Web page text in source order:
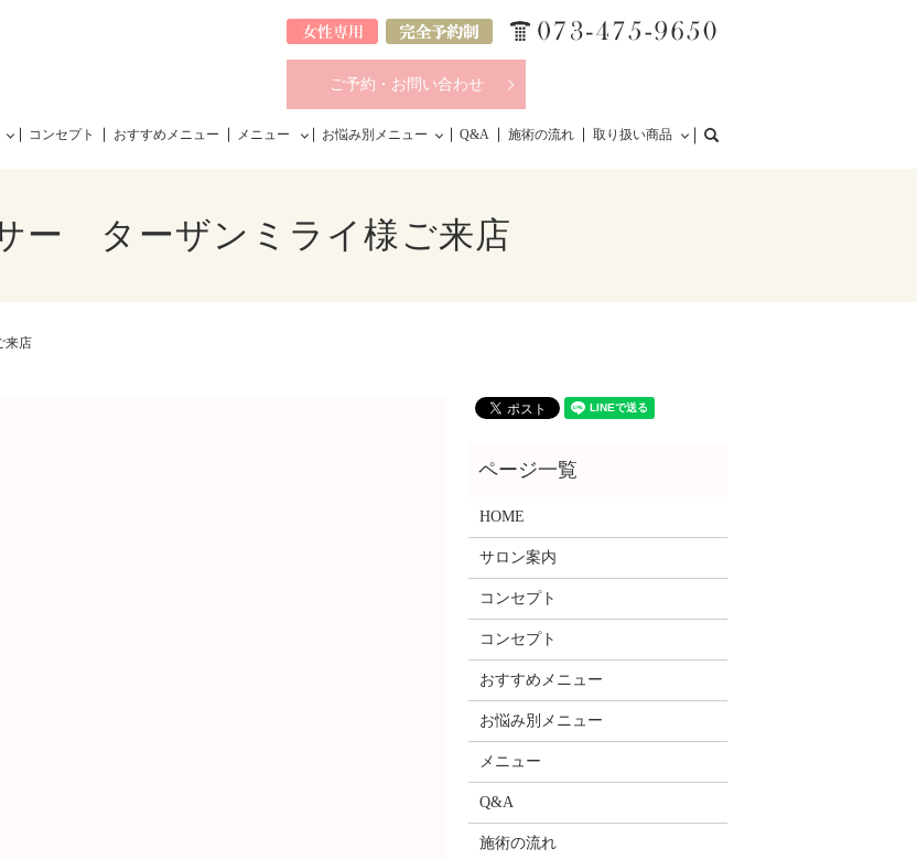
コンセプト おすすめメニュー メニュー お悩み別メニュー Q&A 施術の流れ 取り扱い商品
ご予約・お問い合わせ
ー ターザンミライ様ご来店
来店
HOME
サロン案内
コンセプト
コンセプト
おすすめメニュー
お悩み別メニュー
メニュー
Q&A
施術の流れ